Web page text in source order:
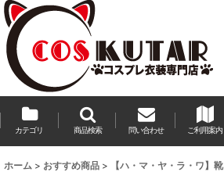
カテゴリ 商品検索 問い合わせ ご利用案内
ホーム > おすすめ商品 > 【ハ・マ・ヤ・ラ・ワ】靴